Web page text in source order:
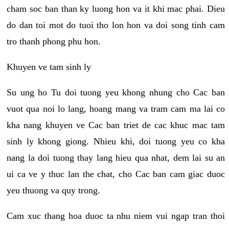
cham soc ban than ky luong hon va it khi mac phai. Dieu
do dan toi mot do tuoi tho lon hon va doi song tinh cam
tro thanh phong phu hon.
Khuyen ve tam sinh ly
Su ung ho Tu doi tuong yeu khong nhung cho Cac ban
vuot qua noi lo lang, hoang mang va tram cam ma lai co
kha nang khuyen ve Cac ban triet de cac khuc mac tam
sinh ly khong giong. Nhieu khi, doi tuong yeu co kha
nang la doi tuong thay lang hieu qua nhat, dem lai su an
ui ca ve y thuc lan the chat, cho Cac ban cam giac duoc
yeu thuong va quy trong.
Cam xuc thang hoa duoc ta nhu niem vui ngap tran thoi